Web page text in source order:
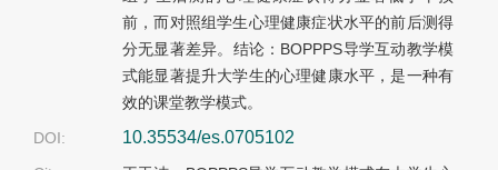
前，而对照组学生心理健康症状水平的前后测得
分无显著差异。结论：BOPPPS导学互动教学模
式能显著提升大学生的心理健康水平，是一种有
效的课堂教学模式。
DOI:
10.35534/es.0705102